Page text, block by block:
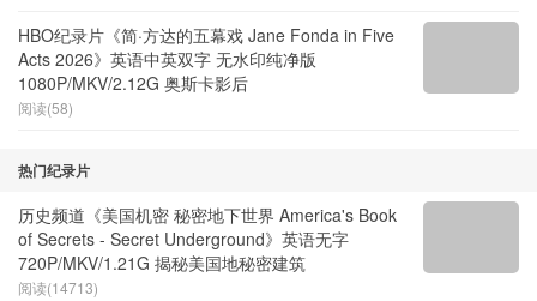
HBO纪录片《简·方达的五幕戏 Jane Fonda in Five
Acts 2026》英语中英双字 无水印纯净版
1080P/MKV/2.12G 奥斯卡影后
阅读(58)
热门纪录片
历史频道《美国机密 秘密地下世界 America's Book
of Secrets - Secret Underground》英语无字
720P/MKV/1.21G 揭秘美国地秘密建筑
阅读(14713)